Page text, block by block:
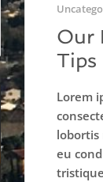
Our
Tips
Lorem
eu